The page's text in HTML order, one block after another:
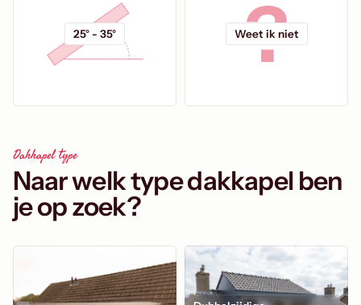
25° - 35° Weet ik niet
Dakkapel type
Naar welk type dakkapel ben
je op zoek?